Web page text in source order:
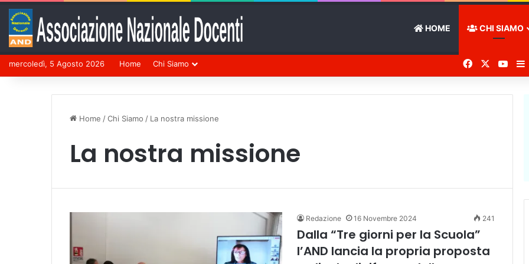
HOME CHI SIAMO
mercoledì, 5 Agosto 2026 Home Chi Siamo Facebook You
Home /Chi Siamo / La nostra missione
La nostra missione
Redazione 16 Novembre 2024 241
Dalla “Tre giorni per la Scuola”
l’AND lancia la propria proposta